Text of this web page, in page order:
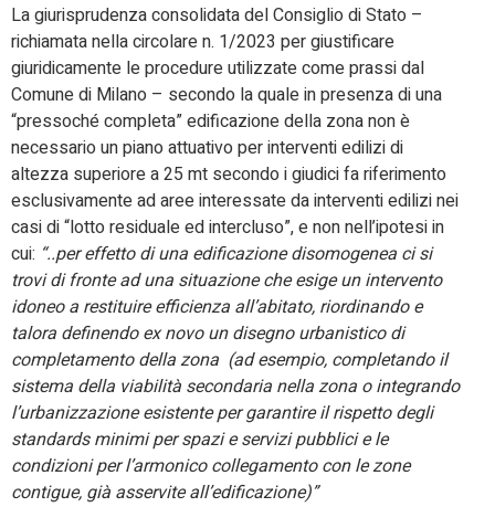
La giurisprudenza consolidata del Consiglio di Stato –
richiamata nella circolare n. 1/2023 per giustificare
giuridicamente le procedure utilizzate come prassi dal
Comune di Milano – secondo la quale in presenza di una
“pressoché completa” edificazione della zona non è
necessario un piano attuativo per interventi edilizi di
altezza superiore a 25 mt secondo i giudici fa riferimento
esclusivamente ad aree interessate da interventi edilizi nei
casi di “lotto residuale ed intercluso”, e non nell’ipotesi in
cui: “..per effetto di una edificazione disomogenea ci si
trovi di fronte ad una situazione che esige un intervento
idoneo a restituire efficienza all’abitato, riordinando e
talora definendo ex novo un disegno urbanistico di
completamento della zona (ad esempio, completando il
sistema della viabilità secondaria nella zona o integrando
l’urbanizzazione esistente per garantire il rispetto degli
standards minimi per spazi e servizi pubblici e le
condizioni per l’armonico collegamento con le zone
contigue, già asservite all’edificazione)”